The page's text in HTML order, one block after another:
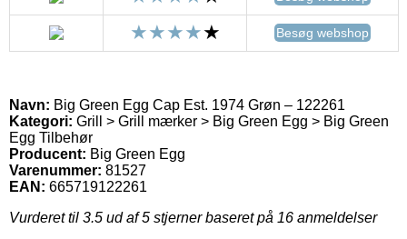
Besøg webshop
Navn: Big Green Egg Cap Est. 1974 Grøn – 122261
Kategori: Grill > Grill mærker > Big Green Egg > Big Green
Egg Tilbehør
Producent: Big Green Egg
Varenummer: 81527
EAN: 665719122261
Vurderet til 3.5 ud af 5 stjerner baseret på 16 anmeldelser